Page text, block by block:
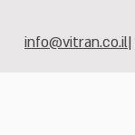
info@vitran.co.il|